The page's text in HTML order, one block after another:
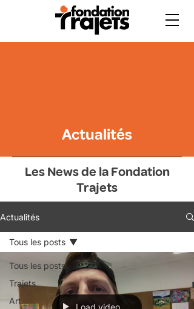
Actualités
Les News de la Fondation
Trajets
Actualités
Tous les posts
Trajets
Art
Tous les posts
Load video